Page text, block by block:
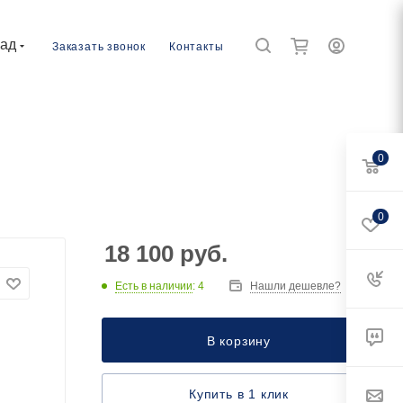
Заказать звонок Контакты
18 100 руб.
Есть в наличии: 4 Нашли дешевле?
В корзину
Купить в 1 клик
0
0